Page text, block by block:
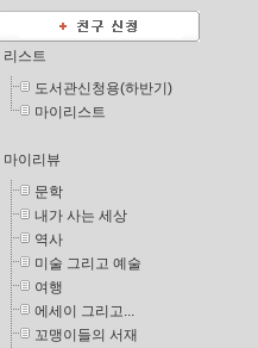
리스트
도서관신청용(하반기)
마이리스트
마이리뷰
문학
내가 사는 세상
역사
미술 그리고 예술
여행
에세이 그리고...
꼬맹이들의 서재